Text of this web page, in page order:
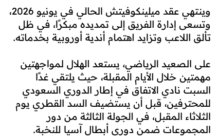
وينتهي عقد ميلينكوفيتش الحالي في يونيو 2026،
وتسعى إدارة الفريق إلى تمديده مبكرًا، في ظل
تألق اللاعب وتزايد اهتمام أندية أوروبية بخدماته.
على الصعيد الرياضي، يستعد الهلال لمواجهتين
مهمتين خلال الأيام المقبلة، حيث يلتقي غدًا
السبت نادي الاتفاق في إطار الدوري السعودي
للمحترفين، قبل أن يستضيف السد القطري يوم
الثلاثاء المقبل، في الجولة الثالثة من دور
المجموعات ضمن دوري أبطال آسيا للنخبة.